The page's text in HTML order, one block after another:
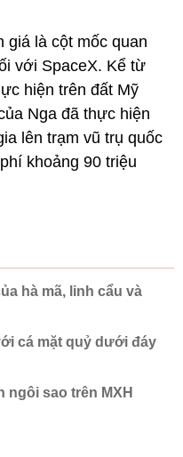
giá là cột mốc quan
với SpaceX. Kể từ
hiện trên đất Mỹ
Nga đã thực hiện
lên trạm vũ trụ quốc
khoảng 90 triệu
hà mã, linh cẩu và
cá mặt quỷ dưới đáy
ngôi sao trên MXH